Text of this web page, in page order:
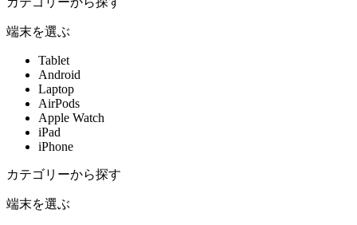
端末を選ぶ
Tablet
Android
Laptop
AirPods
Apple Watch
iPad
iPhone
カテゴリーから探す
端末を選ぶ